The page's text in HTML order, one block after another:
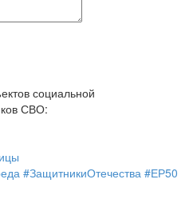
социальной
СВО:
#ЗащитникиОтечества #ЕР50